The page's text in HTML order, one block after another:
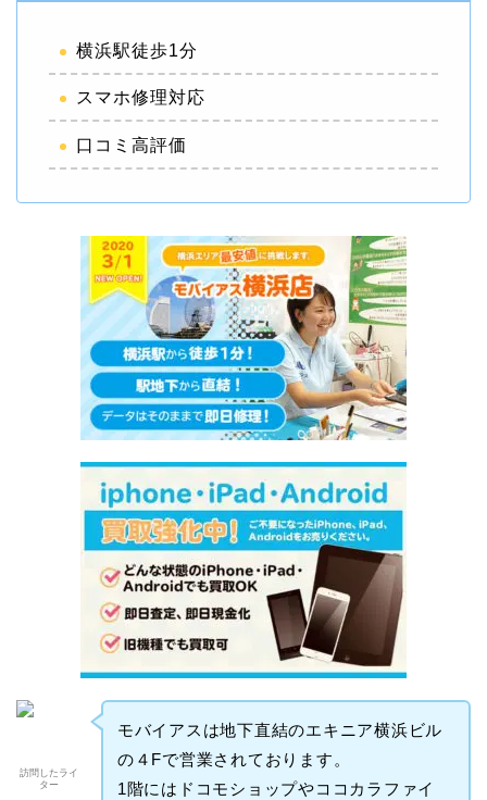
横浜駅徒歩1分
スマホ修理対応
口コミ高評価
訪問したライ
ター
モバイアスは地下直結のエキニア横浜ビル
の４Fで営業されております。
1階にはドコモショップやココカラファイ